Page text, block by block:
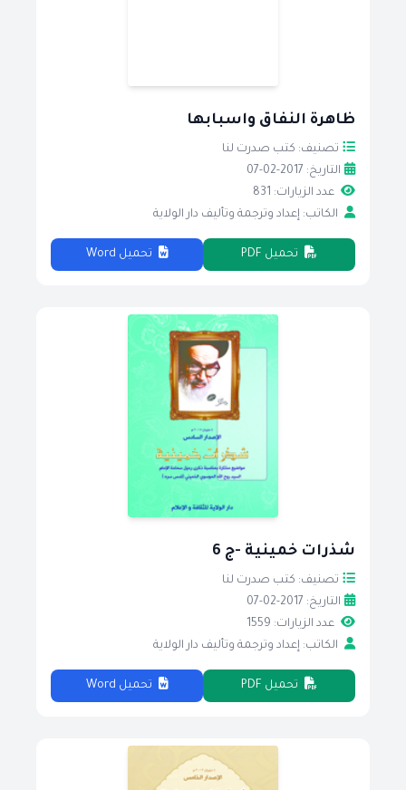
ظاهرة النفاق واسبابها
تصنيف: كتب صدرت لنا
التاريخ: 2017-02-07
عدد الزيارات: 831
الكاتب: إعداد وترجمة وتأليف دار الولاية
تحميل PDF تحميل Word
شذرات خمينية -ج 6
تصنيف: كتب صدرت لنا
التاريخ: 2017-02-07
عدد الزيارات: 1559
الكاتب: إعداد وترجمة وتأليف دار الولاية
تحميل PDF تحميل Word